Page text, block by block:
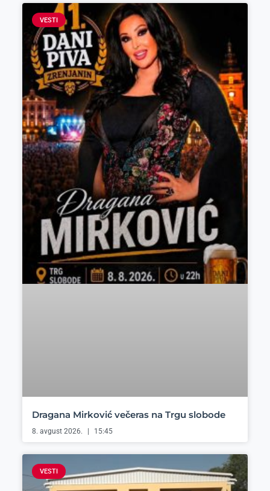
VESTI
Dragana Mirković večeras na Trgu slobode
8. avgust 2026. 15:45
VESTI